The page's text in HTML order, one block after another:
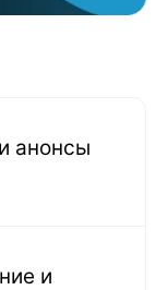
анонсы
и